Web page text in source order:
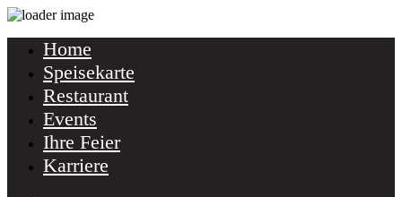
Home
Speisekarte
Restaurant
Events
Ihre Feier
Karriere